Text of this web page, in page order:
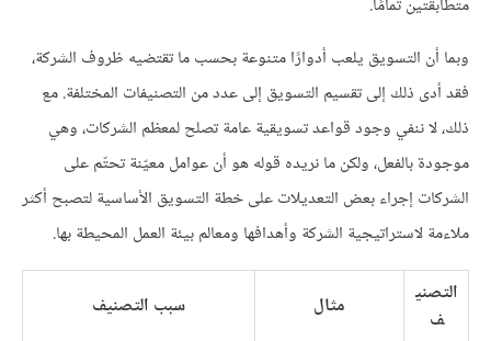
متطابقتين تمامًا.
وبما أن التسويق يلعب أدوارًا متنوعة بحسب ما تقتضيه ظروف الشركة،
فقد أدى ذلك إلى تقسيم التسويق إلى عدد من التصنيفات المختلفة. مع
ذلك، لا ننفي وجود قواعد تسويقية عامة تصلح لمعظم الشركات، وهي
موجودة بالفعل، ولكن ما نريده قوله هو أن عوامل معيّنة تحتّم على
الشركات إجراء بعض التعديلات على خطة التسويق الأساسية لتصبح أكثر
ملاءمة لاستراتيجية الشركة وأهدافها ومعالم بيئة العمل المحيطة بها.
التصني
ف
مثال سبب التصنيف